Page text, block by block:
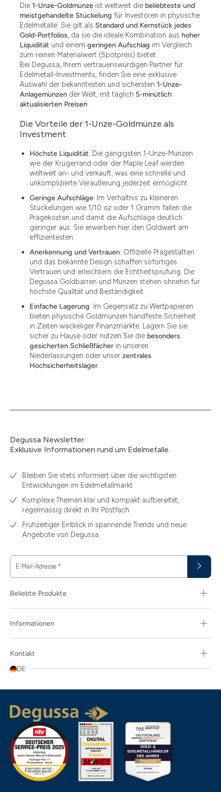
Die 1-Unze-Goldmünze ist weltweit die beliebteste und
meistgehandelte Stückelung für Investoren in physische
Edelmetalle. Sie gilt als Standard und Kernstück jedes
Gold-Portfolios, da sie die ideale Kombination aus hoher
Liquidität und einem geringen Aufschlag im Vergleich
zum reinen Materialwert (Spotpreis) bietet.
Bei Degussa, Ihrem vertrauenswürdigen Partner für
Edelmetall-Investments, finden Sie eine exklusive
Auswahl der bekanntesten und sichersten 1-Unze-
Anlagemünzen der Welt, mit täglich 5-minütlich
aktualisierten Preisen.
Die Vorteile der 1-Unze-Goldmünze als
Investment
Höchste Liquidität: Die gängigsten 1-Unze-Münzen
wie der Krügerrand oder der Maple Leaf werden
weltweit an- und verkauft, was eine schnelle und
unkomplizierte Veräußerung jederzeit ermöglicht.
Geringe Aufschläge: Im Verhältnis zu kleineren
Stückelungen wie 1/10 oz oder 1 Gramm fallen die
Prägekosten und damit die Aufschläge deutlich
geringer aus. Sie erwerben hier den Goldwert am
effizientesten.
Anerkennung und Vertrauen: Offizielle Prägestätten
und das bekannte Design schaffen sofortiges
Vertrauen und erleichtern die Echtheitsprüfung. Die
Degussa Goldbarren und Münzen stehen ohnehin für
höchste Qualität und Beständigkeit.
Einfache Lagerung: Im Gegensatz zu Wertpapieren
bieten physische Goldmünzen handfeste Sicherheit
in Zeiten wackeliger Finanzmärkte. Lagern Sie sie
sicher zu Hause oder nutzen Sie die besonders
gesicherten Schließfächer in unseren
Niederlassungen oder unser zentrales
Hochsicherheitslager.
Degussa Newsletter:
Exklusive Informationen rund um Edelmetalle.
Bleiben Sie stets informiert über die wichtigsten
Entwicklungen im Edelmetallmarkt
Komplexe Themen klar und kompakt aufbereitet,
regelmässig direkt in Ihr Postfach
Frühzeitiger Einblick in spannende Trends und neue
Angebote von Degussa
E-Mail-Adresse *
Beliebte Produkte
Informationen
Kontakt
DE